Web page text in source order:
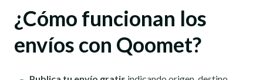
¿Cómo funcionan los
envíos con Qoomet?